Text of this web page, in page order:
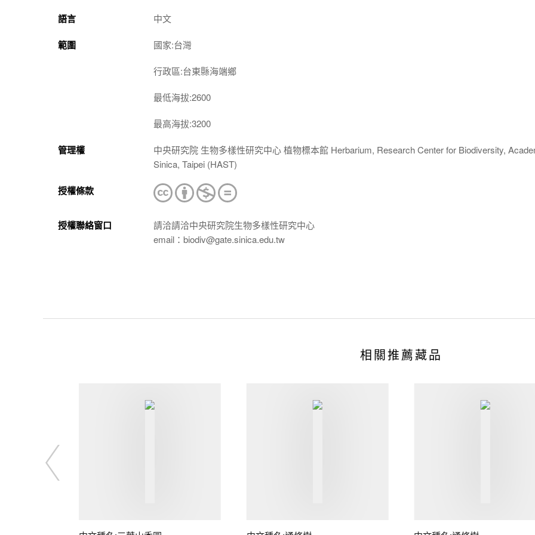
語言 中文
範圍 國家:台灣
行政區:台東縣海端鄉
最低海拔:2600
最高海拔:3200
管理權
中央研究院 生物多樣性研究中心 植物標本館 Herbarium, Research Center for Biodiversity,
Sinica, Taipei (HAST)
授權條款
授權聯絡窗口
請洽請洽中央研究院生物多樣性研究中心
email：biodiv@gate.sinica.edu.tw
相關推薦藏品